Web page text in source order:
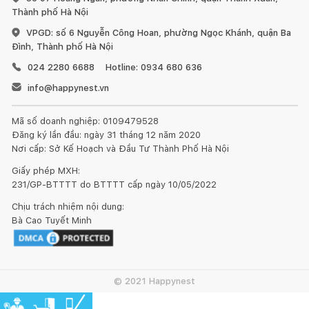
sạch bụi bẩn trên sản phẩm bằng cách cọ rửa bằng nước, có
khó đi. Sau đó lau và để đồ gỗ thật khô ráo, có thể đưa ra
phơi chỗ có nắng cho khô giòn rồi sử dụng giấy nhám mịn
đánh lại toàn bộ bề mặt gỗ cho sạch mịn.
24h, sau đó bạn có thể phủ thêm một hoặc hai lớp dầu nữa
trên bề mặt để tăng khả năng bảo vệ. Bạn có thể chọn loại dầu
Hoặc bạn cũng có thể chọn các loại sơn ngoài trời để phủ màu
cho bộ bàn ghế gỗ.
2. Đối với sofa và ghế nệm các loại:
Thành phố Hà Nội
VPGD: số 6 Nguyễn Công Hoan, phường Ngọc Khánh, quận Ba
Đình, Thành phố Hà Nội
024 2280 6688
Hotline: 0934 680 636
info@happynest.vn
Mã số doanh nghiệp: 0109479528
Đăng ký lần đầu: ngày 31 tháng 12 năm 2020
Nơi cấp: Sở Kế Hoạch và Đầu Tư Thành Phố Hà Nội
Giấy phép MXH:
231/GP-BTTTT do BTTTT cấp ngày 10/05/2022
Chịu trách nhiệm nội dung:
Bà Cao Tuyết Minh
© 2021 Happynest